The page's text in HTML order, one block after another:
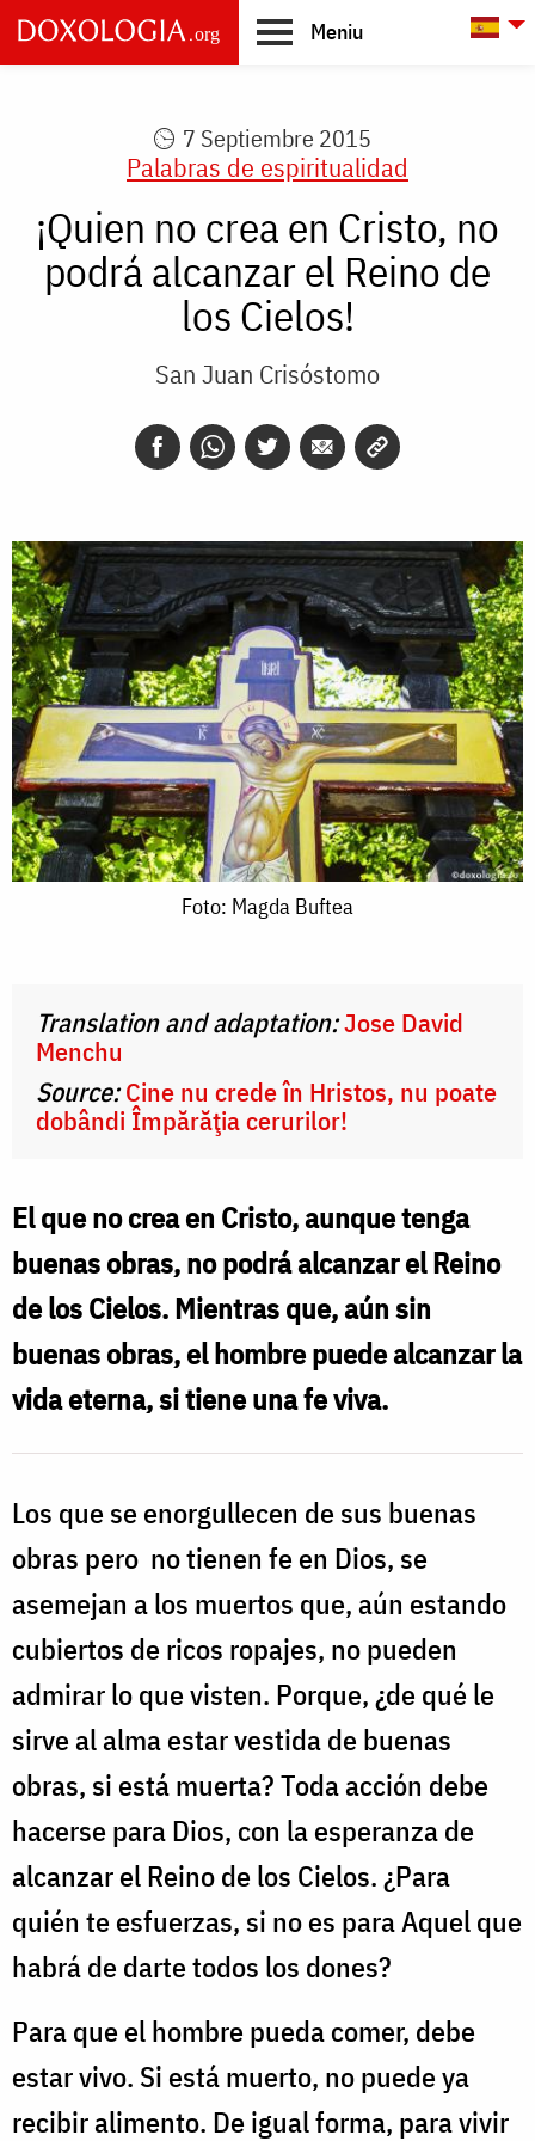
Skip to main content
Meniu
7 Septiembre 2015
Palabras de espiritualidad
¡Quien no crea en Cristo, no
podrá alcanzar el Reino de
los Cielos!
San Juan Crisóstomo
Foto: Magda Buftea
Translation and adaptation:Jose David
Menchu
Source:Cine nu crede în Hristos, nu poate
dobândi Împărăţia cerurilor!
El que no crea en Cristo, aunque tenga
buenas obras, no podrá alcanzar el Reino
de los Cielos. Mientras que, aún sin
buenas obras, el hombre puede alcanzar la
vida eterna, si tiene una fe viva.
Los que se enorgullecen de sus buenas
obras pero no tienen fe en Dios, se
asemejan a los muertos que, aún estando
cubiertos de ricos ropajes, no pueden
admirar lo que visten. Porque, ¿de qué le
sirve al alma estar vestida de buenas
obras, si está muerta? Toda acción debe
hacerse para Dios, con la esperanza de
alcanzar el Reino de los Cielos. ¿Para
quién te esfuerzas, si no es para Aquel que
habrá de darte todos los dones?
Para que el hombre pueda comer, debe
estar vivo. Si está muerto, no puede ya
recibir alimento. De igual forma, para vivir